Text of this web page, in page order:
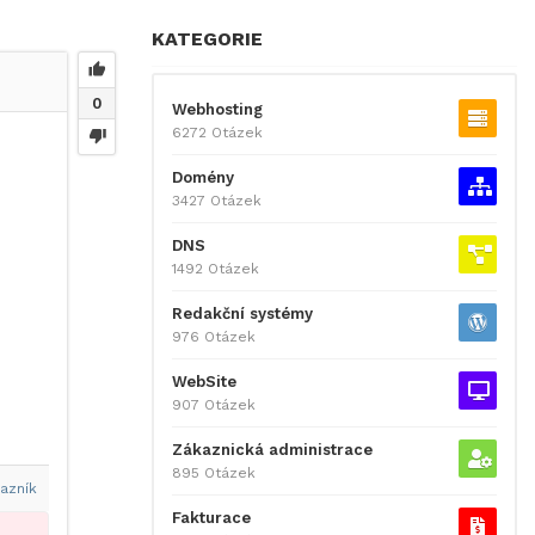
0
KATEGORIE
Webhosting
6272 Otázek
Domény
3427 Otázek
DNS
1492 Otázek
Redakční systémy
976 Otázek
WebSite
907 Otázek
Zákaznická administrace
895 Otázek
Fakturace